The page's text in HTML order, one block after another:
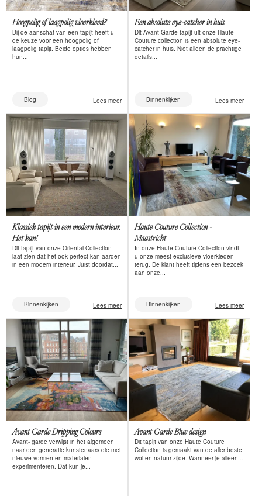
Hoogpolig of laagpolig vloerkleed?
Bij de aanschaf van een tapijt heeft u
de keuze voor een hoogpolig of
laagpolig tapijt. Beide opties hebben
hun...
Blog Lees meer
Een absolute eye-catcher in huis
Dit Avant Garde tapijt uit onze Haute
Couture collection is een absolute eye-
catcher in huis. Niet alleen de prachtige
details...
Binnenkijken Lees meer
Klassiek tapijt in een modern interieur.
Het kan!
Dit tapijt van onze Oriental Collection
laat zien dat het ook perfect kan aarden
in een modern interieur. Juist doordat...
Binnenkijken Lees meer
Haute Couture Collection -
Maastricht
In onze Haute Couture Collection vindt
u onze meest exclusieve vloerkleden
terug. De klant heeft tijdens een bezoek
aan onze...
Binnenkijken Lees meer
Avant Garde Dripping Colours
Avant- garde verwijst in het algemeen
naar een generatie kunstenaars die met
nieuwe vormen en materialen
experimenteren. Dat kun je...
Avant Garde Blue design
Dit tapijt van onze Haute Couture
Collection is gemaakt van de aller beste
wol en natuur zijde. Wanneer je alleen...